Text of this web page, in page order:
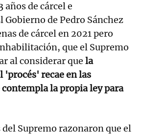
años de cárcel e
de Pedro Sánchez
de cárcel en 2021 pero
que el Supremo
al considerar que la
'procés' recae en las
contempla la propia ley para
Supremo razonaron que el